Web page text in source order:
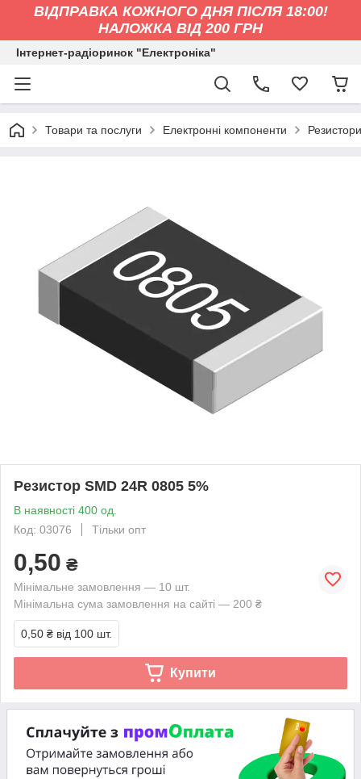
ВІДПРАВКА КОЖНОГО ДНЯ ПІСЛЯ 18:00!
НАЛОЖКА ВІД 200 ГРН
Інтернет-радіоринок "Електроніка"
Товари та послуги Електронні компоненти Резистори
Резистор SMD 24R 0805 5%
В наявності 400 од.
Код: 03076
Тільки опт
0,50 ₴
Мінімальне замовлення — 10 шт.
Мінімальна сума замовлення на сайті — 200 ₴
0,50 ₴ від 100 шт.
Купити